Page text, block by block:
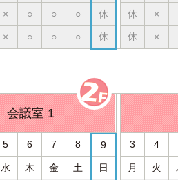
× ○ ○ ○ 休 休 ×
× ○ ○ ○ 休 休 ×
会議室 1
5 6 7 8 9 3 4
水 木 金 土 日 月 火